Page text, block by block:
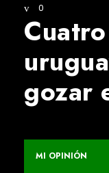
0
gozar
MI OPINIÓN